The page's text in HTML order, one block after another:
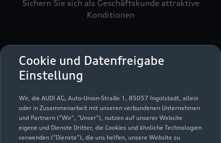
Cookie und Datenfreigabe
Einstellung
Wir, die AUDI AG, Auto-Union-Straße 1, 85057 Ingolstadt, allein
oder in Zusammenarbeit mit unseren verbundenen Unternehmen
und Partnern ("Wir", "Unser"), nutzen auf unserer Website
eigene und Dienste Dritter, die Cookies und ähnliche Technologien
verwenden ("Dienste"), die uns helfen, unsere Website zu
Sichern Sie sich als Geschäftskunde attraktive
Konditionen